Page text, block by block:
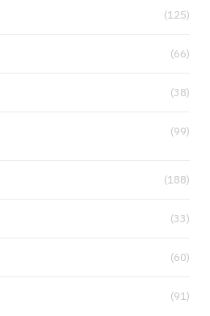
(125)
(66)
(38)
(99)
(188)
(33)
(60)
(91)